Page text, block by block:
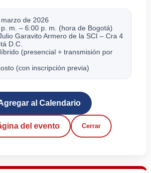
de 2026
m. – 6:00 p. m. (hora de Bogotá)
Garavito Armero de la SCI – Cra 4
D.C.
(presencial + transmisión por
(con inscripción previa)
al Calendario
del evento Cerrar